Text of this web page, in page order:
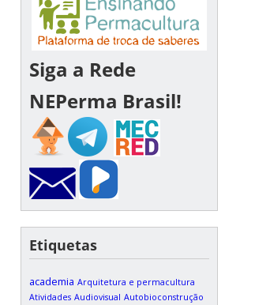
Siga a Rede
NEPerma Brasil!
Etiquetas
academia Arquitetura e permacultura
Atividades Audiovisual Autobioconstrução